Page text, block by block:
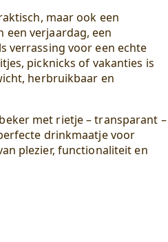
maar ook een
een verjaardag, een
verrassing voor een echte
picknicks of vakanties is
herbruikbaar en
met rietje – transparant –
drinkmaatje voor
plezier, functionaliteit en